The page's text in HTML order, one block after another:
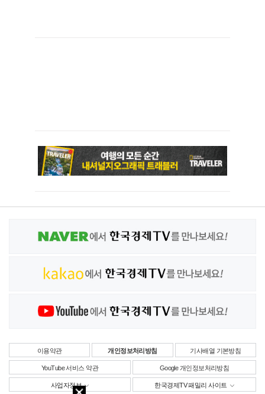
이용약관 개인정보처리방침 기사배열 기본방침
YouTube 서비스 약관 Google 개인정보처리방침
사업자정보 한국경제TV 패밀리 사이트